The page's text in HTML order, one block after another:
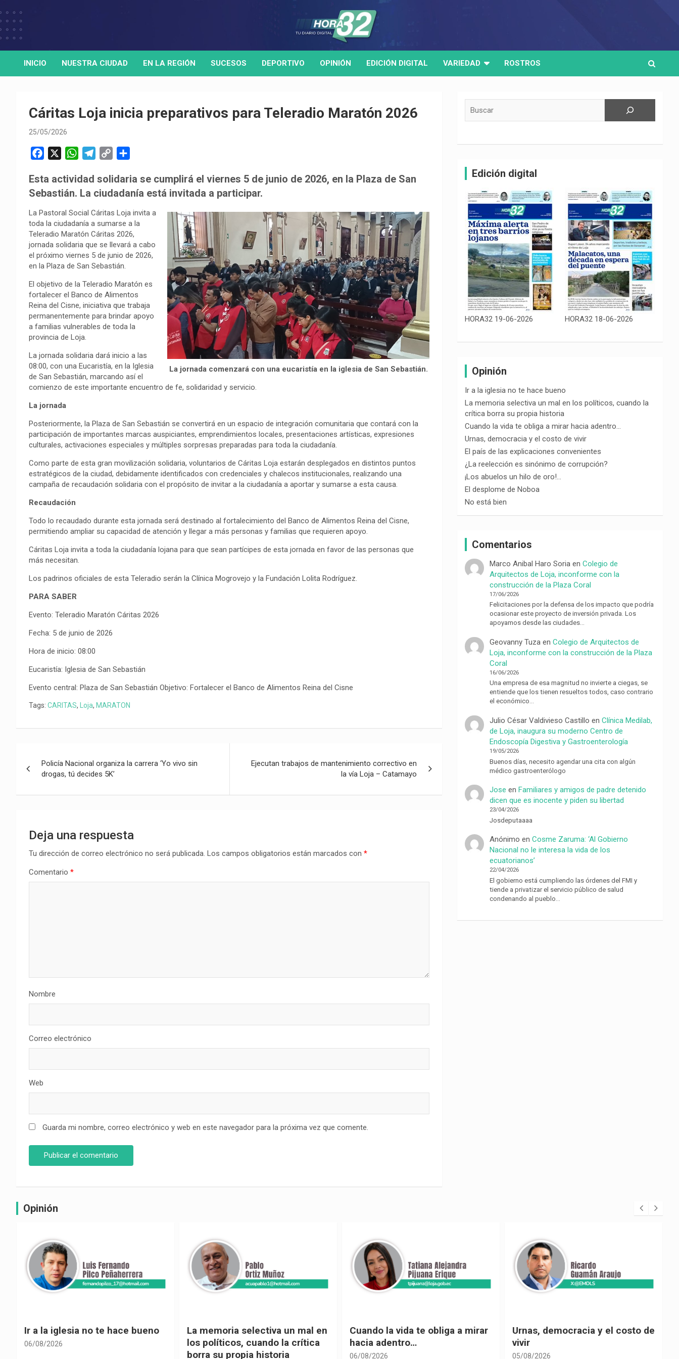
to
HORA32
Medio de comunicación digital
INICIO NUESTRA CIUDAD EN LA REGIÓN SUCESOS DEPORTIVO OPINIÓN EDICIÓN DIGITAL VARIEDAD ROSTROS
Cáritas Loja inicia preparativos para Teleradio Maratón 2026
25/05/2026
c
e
o
o
k
W
a
t
A
p
p
l
e
r
a
m
p
y
i
n
k
m
p
r
t
i
r
Esta actividad solidaria se cumplirá el viernes 5 de junio de 2026, en la Plaza de San
Sebastián. La ciudadanía está invitada a participar.
La jornada comenzará con una eucaristía en la iglesia de San Sebastián.
La Pastoral Social Cáritas Loja invita a
toda la ciudadanía a sumarse a la
Teleradio Maratón Cáritas 2026,
jornada solidaria que se llevará a cabo
el próximo viernes 5 de junio de 2026,
en la Plaza de San Sebastián.
El objetivo de la Teleradio Maratón es
fortalecer el Banco de Alimentos
Reina del Cisne, iniciativa que trabaja
permanentemente para brindar apoyo
a familias vulnerables de toda la
provincia de Loja.
La jornada solidaria dará inicio a las
08:00, con una Eucaristía, en la Iglesia
de San Sebastián, marcando así el
comienzo de este importante encuentro de fe, solidaridad y servicio.
La jornada
Posteriormente, la Plaza de San Sebastián se convertirá en un espacio de integración comunitaria que contará con la
participación de importantes marcas auspiciantes, emprendimientos locales, presentaciones artísticas, expresiones
culturales, activaciones especiales y múltiples sorpresas preparadas para toda la ciudadanía.
Como parte de esta gran movilización solidaria, voluntarios de Cáritas Loja estarán desplegados en distintos puntos
estratégicos de la ciudad, debidamente identificados con credenciales y chalecos institucionales, realizando una
campaña de recaudación solidaria con el propósito de invitar a la ciudadanía a aportar y sumarse a esta causa.
Recaudación
Todo lo recaudado durante esta jornada será destinado al fortalecimiento del Banco de Alimentos Reina del Cisne,
permitiendo ampliar su capacidad de atención y llegar a más personas y familias que requieren apoyo.
Cáritas Loja invita a toda la ciudadanía lojana para que sean partícipes de esta jornada en favor de las personas que
más necesitan.
Los padrinos oficiales de esta Teleradio serán la Clínica Mogrovejo y la Fundación Lolita Rodríguez.
PARA SABER
Evento: Teleradio Maratón Cáritas 2026
Fecha: 5 de junio de 2026
Hora de inicio: 08:00
Eucaristía: Iglesia de San Sebastián
Evento central: Plaza de San Sebastián Objetivo: Fortalecer el Banco de Alimentos Reina del Cisne
Tags: CARITAS, Loja, MARATON
de
entradas
Policía Nacional organiza la carrera ‘Yo vivo sin
drogas, tú decides 5K’
Ejecutan trabajos de mantenimiento correctivo en
la vía Loja – Catamayo
Deja una respuesta
Tu dirección de correo electrónico no será publicada. Los campos obligatorios están marcados con *
Comentario *
Nombre
Correo electrónico
Web
Guarda mi nombre, correo electrónico y web en este navegador para la próxima vez que comente.
Edición digital
HORA32 19-06-2026 HORA32 18-06-2026
Opinión
Ir a la iglesia no te hace bueno
La memoria selectiva un mal en los políticos, cuando la
crítica borra su propia historia
Cuando la vida te obliga a mirar hacia adentro…
Urnas, democracia y el costo de vivir
El país de las explicaciones convenientes
¿La reelección es sinónimo de corrupción?
¡Los abuelos un hilo de oro!…
El desplome de Noboa
No está bien
Comentarios
Marco Anibal Haro Soria enColegio de
Arquitectos de Loja, inconforme con la
construcción de la Plaza Coral
17/06/2026
Felicitaciones por la defensa de los impacto que podría
ocasionar este proyecto de inversión privada. Los
apoyamos desde las ciudades…
Geovanny Tuza enColegio de Arquitectos de
Loja, inconforme con la construcción de la Plaza
Coral
16/06/2026
Una empresa de esa magnitud no invierte a ciegas, se
entiende que los tienen resueltos todos, caso contrario
el económico…
Julio César Valdivieso Castillo enClínica Medilab,
de Loja, inaugura su moderno Centro de
Endoscopía Digestiva y Gastroenterología
19/05/2026
Buenos días, necesito agendar una cita con algún
médico gastroenterólogo
Jose enFamiliares y amigos de padre detenido
dicen que es inocente y piden su libertad
23/04/2026
Josdeputaaaa
Anónimo enCosme Zaruma: ‘Al Gobierno
Nacional no le interesa la vida de los
ecuatorianos’
22/04/2026
El gobierno está cumpliendo las órdenes del FMI y
tiende a privatizar el servicio público de salud
condenando al pueblo…
Opinión
La memoria selectiva un mal en
los políticos, cuando la crítica
Cuando la vida te obliga a mirar
hacia adentro…
06/08/2026
Urnas, democracia y el costo de
vivir
05/08/2026
El país de las explicaciones
convenientes
05/08/2026